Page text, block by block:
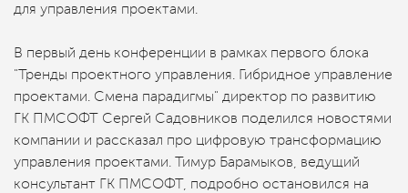
для управления проектами.
В первый день конференции в рамках первого блока
"Тренды проектного управления. Гибридное управление
проектами. Смена парадигмы" директор по развитию
ГК ПМСОФТ Сергей Садовников поделился новостями
компании и рассказал про цифровую трансформацию
управления проектами. Тимур Барамыков, ведущий
консультант ГК ПМСОФТ, подробно остановился на